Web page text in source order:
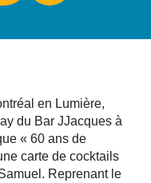
en Lumière,
du Bar JJacques à
« 60 ans de
carte de cocktails
Reprenant le